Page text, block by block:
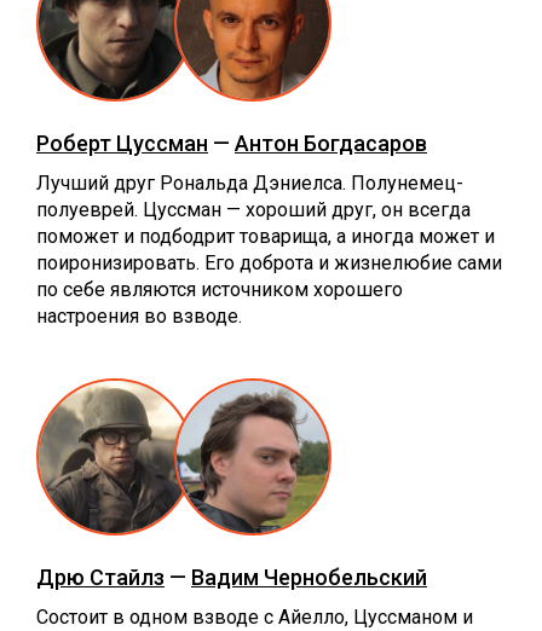
Роберт Цуссман — Антон Богдасаров
Лучший друг Рональда Дэниелса. Полунемец-
полуеврей. Цуссман — хороший друг, он всегда
поможет и подбодрит товарища, а иногда может и
поиронизировать. Его доброта и жизнелюбие сами
по себе являются источником хорошего
настроения во взводе.
Дрю Стайлз — Вадим Чернобельский
Состоит в одном взводе с Айелло, Цуссманом и